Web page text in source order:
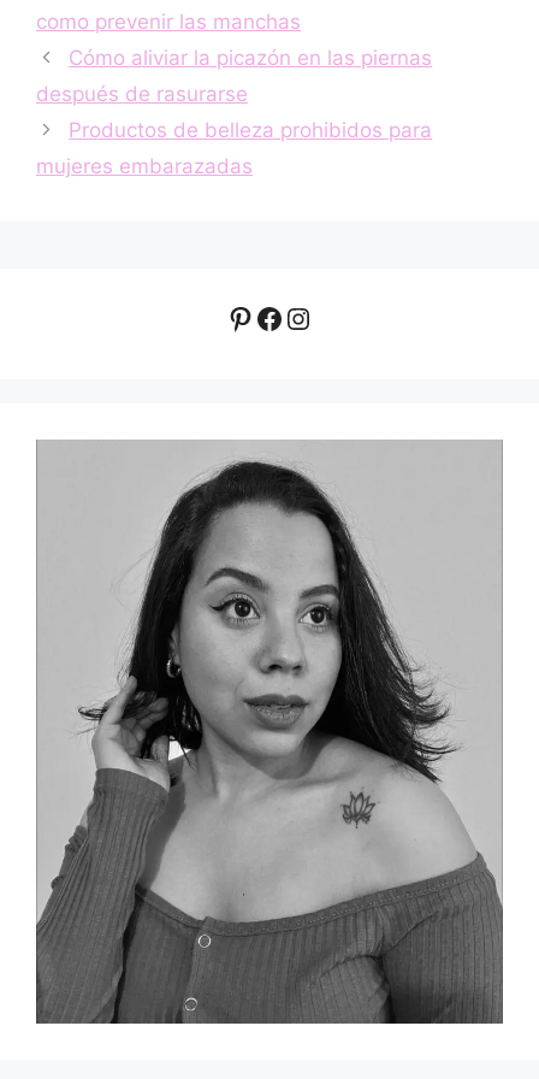
como prevenir las manchas
Cómo aliviar la picazón en las piernas
después de rasurarse
Productos de belleza prohibidos para
mujeres embarazadas
Pinterest
Facebook
Instagram